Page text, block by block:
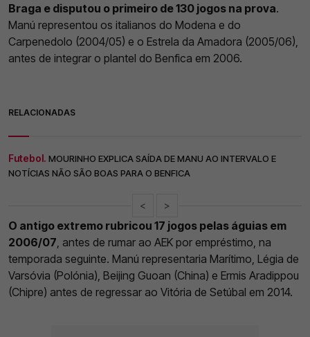
Braga e disputou o primeiro de 130 jogos na prova.
Manú representou os italianos do Modena e do
Carpenedolo (2004/05) e o Estrela da Amadora (2005/06),
antes de integrar o plantel do Benfica em 2006.
RELACIONADAS
Futebol. MOURINHO EXPLICA SAÍDA DE MANU AO INTERVALO E
NOTÍCIAS NÃO SÃO BOAS PARA O BENFICA
< >
O antigo extremo rubricou 17 jogos pelas águias em
2006/07, antes de rumar ao AEK por empréstimo, na
temporada seguinte. Manú representaria Marítimo, Légia de
Varsóvia (Polónia), Beijing Guoan (China) e Ermis Aradippou
(Chipre) antes de regressar ao Vitória de Setúbal em 2014.